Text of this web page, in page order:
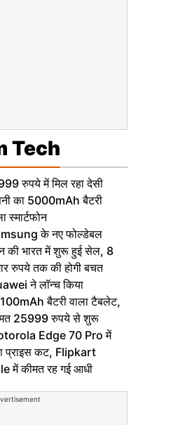
Tech
रुपये में मिल रहा देसी
का 5000mAh बैटरी
स्मार्टफोन
के नए फोल्डेबल
की भारत में शुरू हुई सेल, 8
रुपये तक की होगी बचत
ने लॉन्च किया
बैटरी वाला टैबलेट,
25999 रुपये से शुरू
Edge 70 Pro में
प्राइस कट, Flipkart
में कीमत रह गई आधी